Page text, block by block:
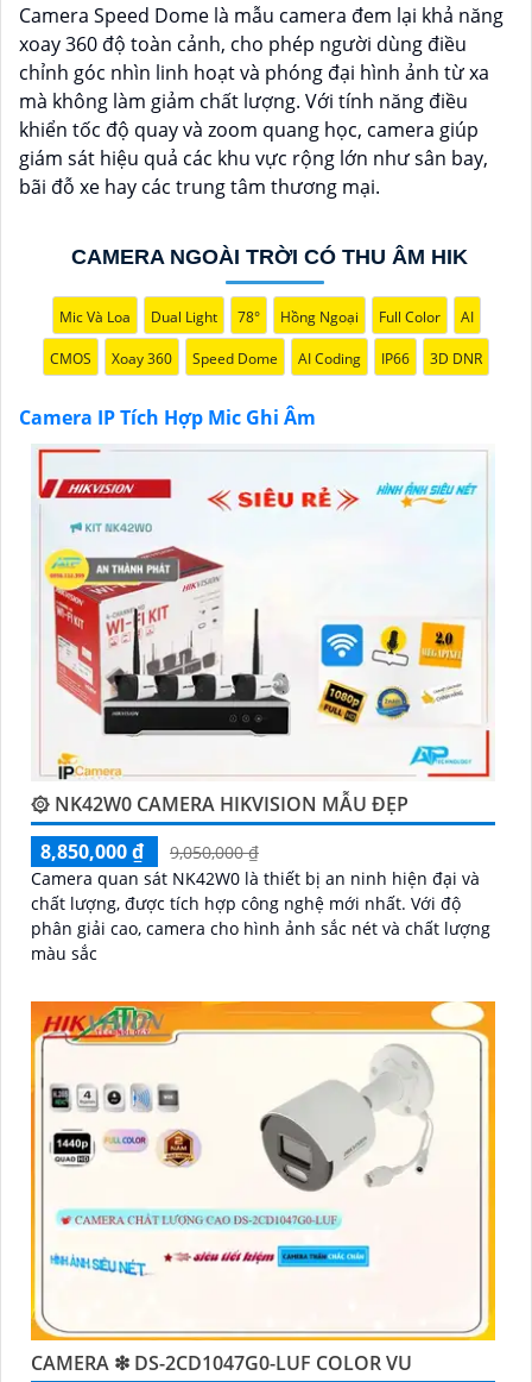
Camera IP tích hợp mic ghi âm cho hình ảnh chất
lượng sắc nét. Với công nghệ tiên tiến, sản phẩm này
mang đến khả năng quan sát và nghe rõ ràng mọi
hoạt động xung quanh. Cảm biến chất lượng cao giúp
tái tạo màu sắc chính xác, đồng thời mic ghi âm tích
hợp cho phép người dùng thấu hiểu từng chi tiết với
âm thanh sống động. Sự kết hợp hoàn hảo giữa hình
sát mà còn tăng cường tính hiệu quả trong việc bảo vệ
và giám sát tài sản. Đánh thức mọi giác quan với
camera thông minh này, đồng hành đáng tin cậy để
bảo vệ ngôi nhà và doanh nghiệp của bạn."
Camera Speed Dome là mẫu camera đem lại khả năng
xoay 360 độ toàn cảnh, cho phép người dùng điều
chỉnh góc nhìn linh hoạt và phóng đại hình ảnh từ xa
mà không làm giảm chất lượng. Với tính năng điều
khiển tốc độ quay và zoom quang học, camera giúp
giám sát hiệu quả các khu vực rộng lớn như sân bay,
bãi đỗ xe hay các trung tâm thương mại.
CAMERA NGOÀI TRỜI CÓ THU ÂM HIK
Mic Và Loa Dual Light 78° Hồng Ngoại Full Color AI
CMOS Xoay 360 Speed Dome AI Coding IP66 3D DNR
Camera IP Tích Hợp Mic Ghi Âm
۞ NK42W0 CAMERA HIKVISION MẪU ĐẸP
8,850,000 ₫
9,050,000 ₫
Camera quan sát NK42W0 là thiết bị an ninh hiện đại và
chất lượng, được tích hợp công nghệ mới nhất. Với độ
phân giải cao, camera cho hình ảnh sắc nét và chất lượng
màu sắc
CAMERA ❇ DS-2CD1047G0-LUF COLOR VU